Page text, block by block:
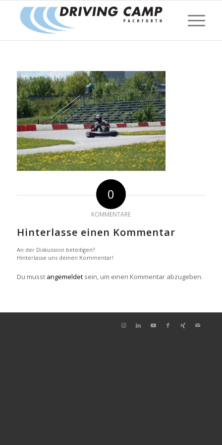
0
KOMMENTARE
Hinterlasse einen Kommentar
An der Diskussion beteiligen?
Hinterlasse uns deinen Kommentar!
Du musst angemeldetsein, um einen Kommentar abzugeben.